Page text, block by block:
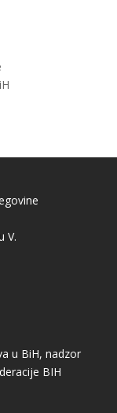
V.
u BiH, nadzor
BIH